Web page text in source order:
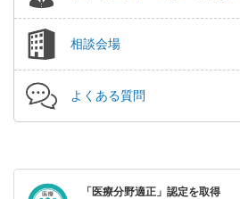
相談会場
よくある質問
「医療分野適正」認定を取得